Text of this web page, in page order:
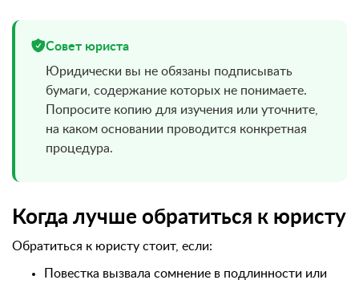
Совет юриста
Юридически вы не обязаны подписывать
бумаги, содержание которых не понимаете.
Попросите копию для изучения или уточните,
на каком основании проводится конкретная
процедура.
Когда лучше обратиться к юристу
Обратиться к юристу стоит, если:
Повестка вызвала сомнение в подлинности или